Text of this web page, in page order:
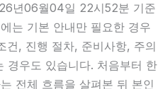
년06월04일 22시52분 기준
는 기본 안내만 필요한 경우
건, 진행 절차, 준비사항, 주의
경우도 있습니다. 처음부터 한
전체 흐름을 살펴본 뒤 본인